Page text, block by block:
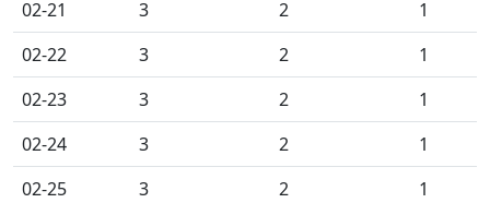
02-21
3 2
1
02-22
3 2
1
02-23
3 2
1
02-24
3 2
1
02-25
3 2 1